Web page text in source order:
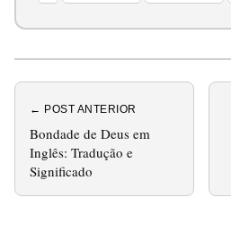
← POST ANTERIOR
Bondade de Deus em
Inglês: Tradução e
Significado